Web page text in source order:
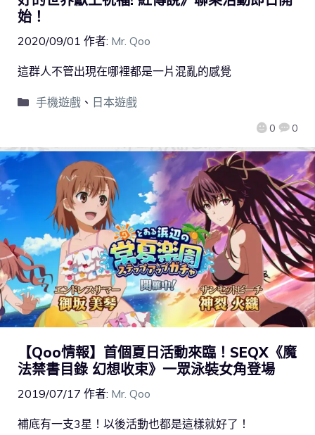
始！
2020/09/01 作者: Mr. Qoo
0 0
這群人不管出現在哪裡都是一片混亂的感覺
手機遊戲、 日本遊戲
【Qoo情報】首個夏日活動來臨！SEQX《魔
法禁書目錄 幻想收束》一眾泳裝女角登場
2019/07/17 作者: Mr. Qoo
補底有一支3星！以後活動也都是這樣就好了！